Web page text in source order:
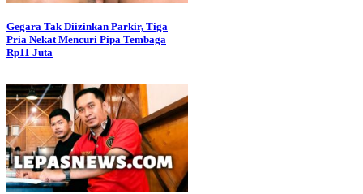
Gegara Tak Diizinkan Parkir, Tiga
Pria Nekat Mencuri Pipa Tembaga
Rp11 Juta